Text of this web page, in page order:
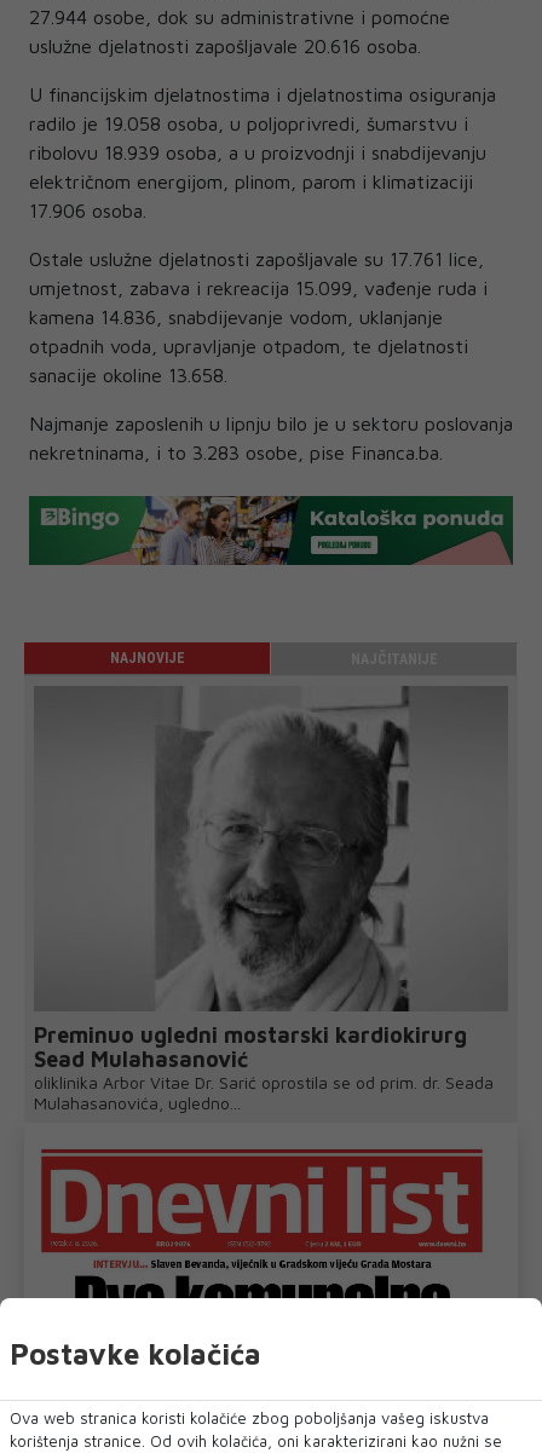
27.944 osobe, dok su administrativne i pomoćne
uslužne djelatnosti zapošljavale 20.616 osoba.
U financijskim djelatnostima i djelatnostima osiguranja
radilo je 19.058 osoba, u poljoprivredi, šumarstvu i
ribolovu 18.939 osoba, a u proizvodnji i snabdijevanju
električnom energijom, plinom, parom i klimatizaciji
17.906 osoba.
Ostale uslužne djelatnosti zapošljavale su 17.761 lice,
umjetnost, zabava i rekreacija 15.099, vađenje ruda i
kamena 14.836, snabdijevanje vodom, uklanjanje
otpadnih voda, upravljanje otpadom, te djelatnosti
sanacije okoline 13.658.
Najmanje zaposlenih u lipnju bilo je u sektoru poslovanja
nekretninama, i to 3.283 osobe, pise Financa.ba.
NAJNOVIJE
Preminuo ugledni mostarski kardiokirurg
Sead Mulahasanović
oliklinika Arbor Vitae Dr. Sarić oprostila se od prim. dr. Seada
Mulahasanovića, ugledno...
Postavke kolačića
Ova web stranica koristi kolačiće zbog poboljšanja vašeg iskustva
korištenja stranice. Od ovih kolačića, oni karakterizirani kao nužni se